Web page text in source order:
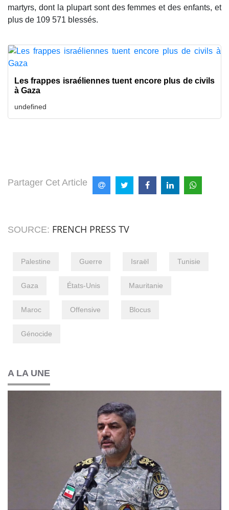
martyrs, dont la plupart sont des femmes et des enfants, et
plus de 109 571 blessés.
Les frappes israéliennes tuent encore plus de civils
à Gaza
undefined
Partager Cet Article
SOURCE: FRENCH PRESS TV
Palestine Guerre Israël Tunisie
Gaza États-Unis Mauritanie
Maroc Offensive Blocus
Génocide
A LA UNE